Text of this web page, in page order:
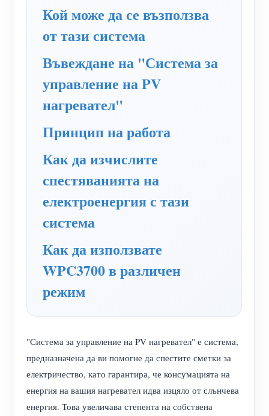
EV зарядно устройство
Система за енергийно прогнозиране и симулация
Приложения
Система за управление на фотоволтаични
Ресурси
Документ
Обучително видео
Блогове
Общност
Разработчик
Разгледайте
Програма за награди
Контакт
За нас
Кой може да се възползва
от тази система
Въвеждане на "Система за
управление на PV
нагревател"
Принцип на работа
Как да изчислите
спестяванията на
електроенергия с тази
система
Как да използвате
WPC3700 в различен
режим
"Система за управление на PV нагревател" е система,
предназначена да ви помогне да спестите сметки за
електричество, като гарантира, че консумацията на
енергия на вашия нагревател идва изцяло от слънчева
енергия. Това увеличава степента на собствена